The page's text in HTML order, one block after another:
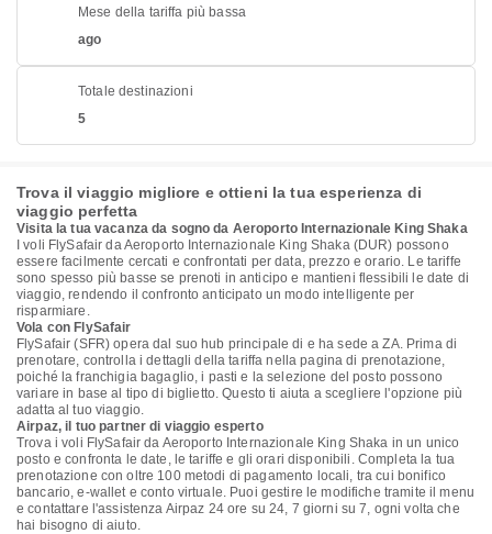
Mese della tariffa più bassa
ago
Totale destinazioni
5
Trova il viaggio migliore e ottieni la tua esperienza di
viaggio perfetta
Visita la tua vacanza da sogno da Aeroporto Internazionale King Shaka
I voli FlySafair da Aeroporto Internazionale King Shaka (DUR) possono
essere facilmente cercati e confrontati per data, prezzo e orario. Le tariffe
sono spesso più basse se prenoti in anticipo e mantieni flessibili le date di
viaggio, rendendo il confronto anticipato un modo intelligente per
risparmiare.
Vola con FlySafair
FlySafair (SFR) opera dal suo hub principale di e ha sede a ZA. Prima di
prenotare, controlla i dettagli della tariffa nella pagina di prenotazione,
poiché la franchigia bagaglio, i pasti e la selezione del posto possono
variare in base al tipo di biglietto. Questo ti aiuta a scegliere l'opzione più
adatta al tuo viaggio.
Airpaz, il tuo partner di viaggio esperto
Trova i voli FlySafair da Aeroporto Internazionale King Shaka in un unico
posto e confronta le date, le tariffe e gli orari disponibili. Completa la tua
prenotazione con oltre 100 metodi di pagamento locali, tra cui bonifico
bancario, e-wallet e conto virtuale. Puoi gestire le modifiche tramite il menu
e contattare l'assistenza Airpaz 24 ore su 24, 7 giorni su 7, ogni volta che
hai bisogno di aiuto.